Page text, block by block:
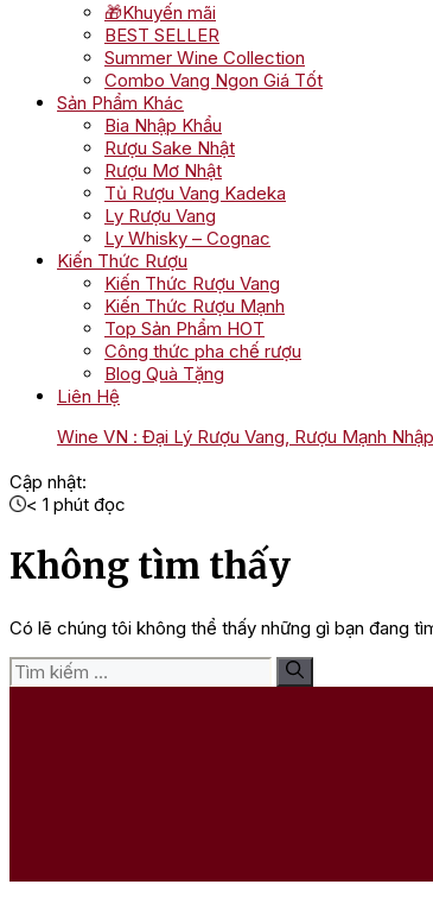
🎁Khuyến mãi
BEST SELLER
Summer Wine Collection
Combo Vang Ngon Giá Tốt
Sản Phẩm Khác
Bia Nhập Khẩu
Rượu Sake Nhật
Rượu Mơ Nhật
Tủ Rượu Vang Kadeka
Ly Rượu Vang
Ly Whisky – Cognac
Kiến Thức Rượu
Kiến Thức Rượu Vang
Kiến Thức Rượu Mạnh
Top Sản Phẩm HOT
Công thức pha chế rượu
Blog Quà Tặng
Liên Hệ
Wine VN : Đại Lý Rượu Vang, Rượu Mạnh
Cập nhật:
< 1 phút đọc
Không tìm thấy
Có lẽ chúng tôi không thể thấy những gì bạn đang
Tìm
kiếm